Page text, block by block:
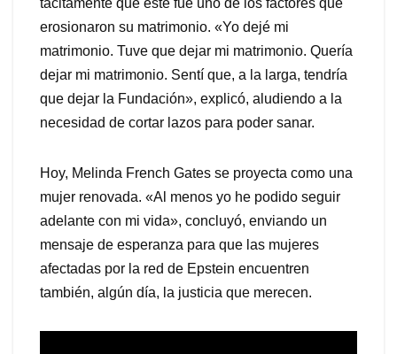
tácitamente que este fue uno de los factores que
erosionaron su matrimonio. «Yo dejé mi
matrimonio. Tuve que dejar mi matrimonio. Quería
dejar mi matrimonio. Sentí que, a la larga, tendría
que dejar la Fundación», explicó, aludiendo a la
necesidad de cortar lazos para poder sanar.
Hoy, Melinda French Gates se proyecta como una
mujer renovada. «Al menos yo he podido seguir
adelante con mi vida», concluyó, enviando un
mensaje de esperanza para que las mujeres
afectadas por la red de Epstein encuentren
también, algún día, la justicia que merecen.